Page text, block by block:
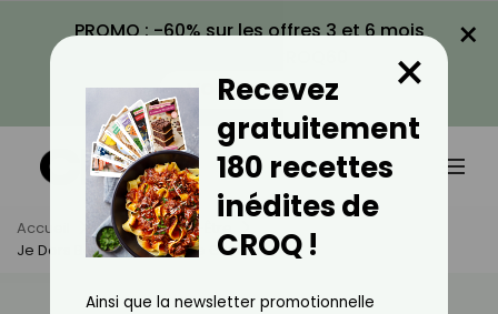
PROMO : -60% sur les offres 3 et 6 mois
VOIR LA PROMO
×
Accueil Actus
Bien-Être
Je Dors Beaucoup, Est-Ce Grave ?
Recevez
gratuitement
180 recettes
inédites de
CROQ !
×
Ainsi que la newsletter promotionnelle